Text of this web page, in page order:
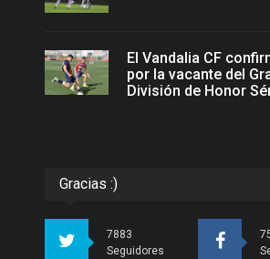
El Vandalia CF
por la vacante del
División de Honor
Gracias :)
7883
Seguidores